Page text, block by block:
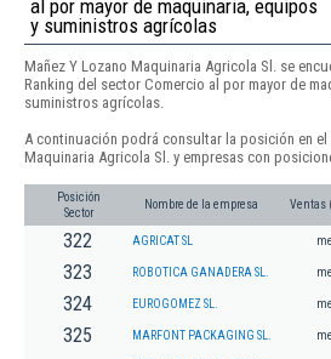
al por mayor de maquinaria, equipos
y suministros agrícolas
Mañez Y Lozano Maquinaria Agricola Sl. se
Ranking del sector Comercio al por mayor de
suministros agrícolas.
A continuación podrá consultar la posición en el
Maquinaria Agricola Sl. y empresas con
Posición
Sector
Nombre de la empresa Ventas
322 AGRICAT SL
323 ROBOTICA GANADERA SL.
324 EUROGOMEZ SL.
325 MARFONT PACKAGING SL.